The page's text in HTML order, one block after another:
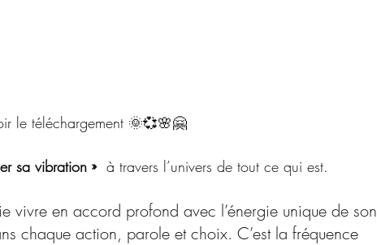
le téléchargement 🌞💞🌸🤗
sa vibration » à travers l’univers de tout ce qui est.
vivre en accord profond avec l’énergie unique de son
chaque action, parole et choix. C’est la fréquence